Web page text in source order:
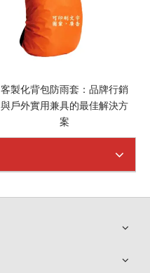
客製化背包防雨套：品牌行銷
與戶外實用兼具的最佳解決方
案